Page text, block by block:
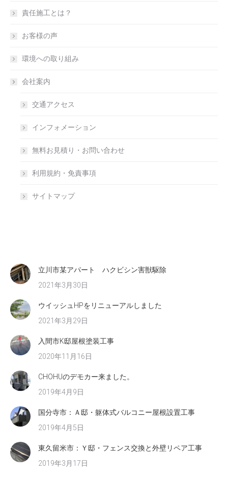
責任施工とは？
お客様の声
環境への取り組み
会社案内
交通アクセス
インフォメーション
無料お見積り・お問い合わせ
利用規約・免責事項
サイトマップ
立川市某アパート ハクビシン害獣駆除
2021年3月30日
ウイッシュHPをリニューアルしました
2021年3月29日
入間市K邸屋根塗装工事
2020年11月16日
CHOHUのデモカー来ました。
2019年4月9日
国分寺市：Ａ邸・躯体式バルコニー屋根設置工事
2019年4月5日
東久留米市：Ｙ邸・フェンス交換と外壁リペア工事
2019年3月17日